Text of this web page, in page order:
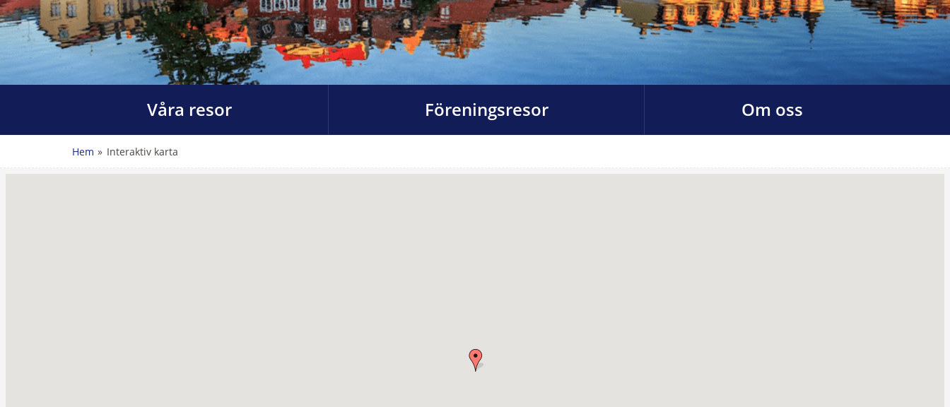
Våra resor Föreningsresor Om oss
Hem » Interaktiv karta